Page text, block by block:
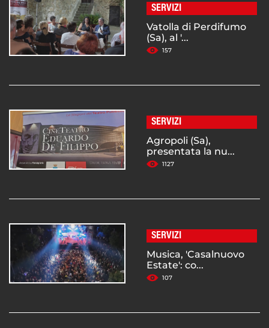
SERVIZI
Vatolla di Perdifumo
(Sa), al '...
157
SERVIZI
Agropoli (Sa),
presentata la nu...
1127
SERVIZI
Musica, 'Casalnuovo
Estate': co...
107